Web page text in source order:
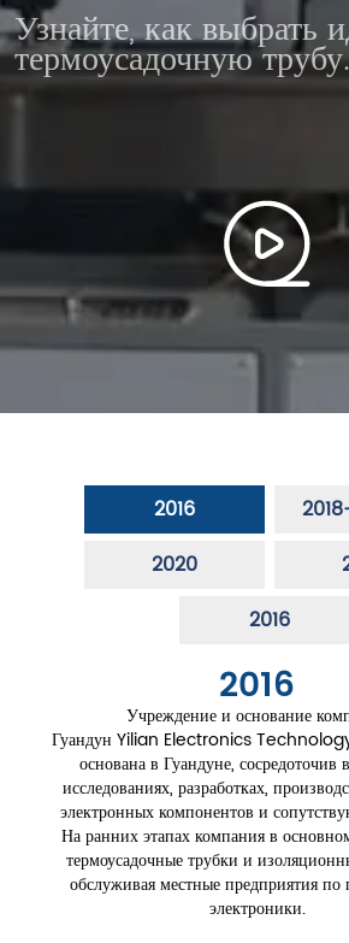
Узнайте, как выбрать
термоусадочную
2016
2020
2016
2016
Учреждение и основание
Гуандун Yilian Electronics
основана в Гуандуне, сосредоточив
исследованиях, разработках,
электронных компонентов и
На ранних этапах компания в
термоусадочные трубки и
обслуживая местные предприятия по
электроники.